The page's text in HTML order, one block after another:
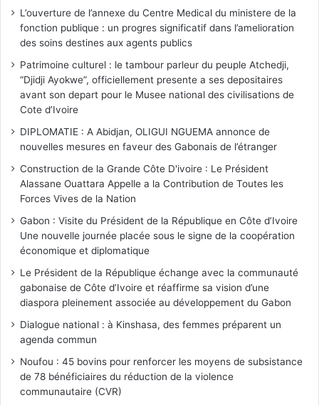
L’ouverture de l’annexe du Centre Medical du ministere de la
fonction publique : un progres significatif dans l’amelioration
des soins destines aux agents publics
Patrimoine culturel : le tambour parleur du peuple Atchedji,
“Djidji Ayokwe”, officiellement presente a ses depositaires
avant son depart pour le Musee national des civilisations de
Cote d’Ivoire
DIPLOMATIE : A Abidjan, OLIGUI NGUEMA annonce de
nouvelles mesures en faveur des Gabonais de l’étranger
Construction de la Grande Côte D'ivoire : Le Président
Alassane Ouattara Appelle a la Contribution de Toutes les
Forces Vives de la Nation
Gabon : Visite du Président de la République en Côte d’Ivoire
Une nouvelle journée placée sous le signe de la coopération
économique et diplomatique
Le Président de la République échange avec la communauté
gabonaise de Côte d’Ivoire et réaffirme sa vision d’une
diaspora pleinement associée au développement du Gabon
Dialogue national : à Kinshasa, des femmes préparent un
agenda commun
Noufou : 45 bovins pour renforcer les moyens de subsistance
de 78 bénéficiaires du réduction de la violence
communautaire (CVR)